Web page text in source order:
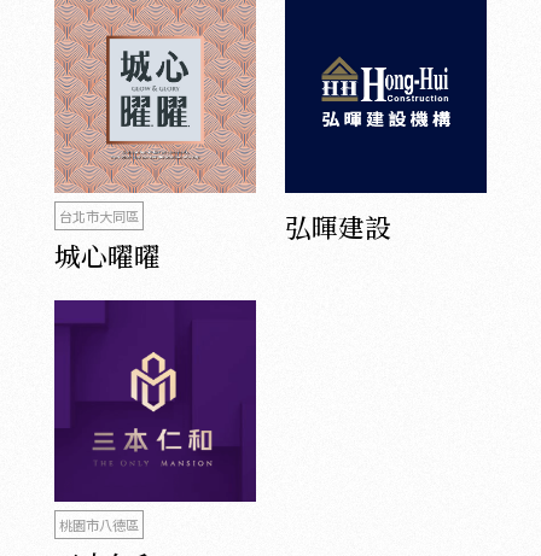
台北市大同區
城心曜曜
弘暉建設
桃園市八德區